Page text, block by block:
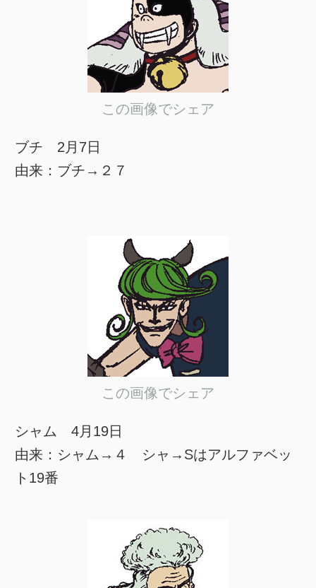
この画像でシェア
ブチ 2月7日
由来：ブチ→２７
この画像でシェア
シャム 4月19日
由来：シャム→４ シャ→Sはアルファベッ
ト19番